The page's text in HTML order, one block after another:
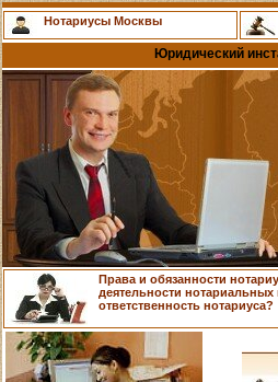
Нотариусы Москвы
Юридический
Права и обязанности
деятельности
ответственность нотариуса?